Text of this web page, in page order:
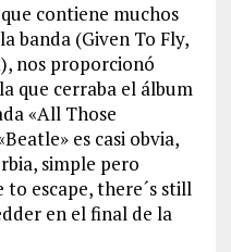
contiene muchos
banda (Given To Fly,
nos proporcionó
que cerraba el álbum
«All Those
es casi obvia,
simple pero
to escape, there´s still
en el final de la